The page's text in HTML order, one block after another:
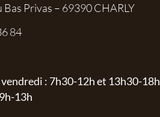
Bas Privas – 69390 CHARLY
84
: 7h30-12h et 13h30-18h
13h